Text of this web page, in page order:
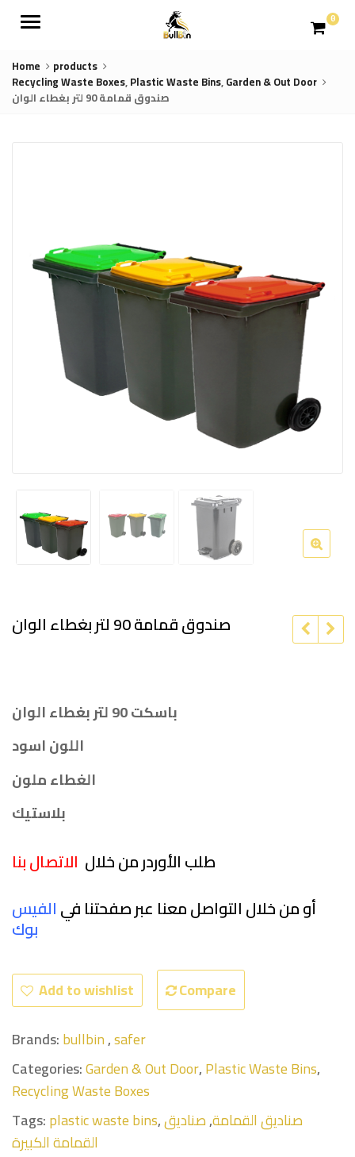
Menu 0
Home
products
Recycling Waste Boxes,Plastic Waste Bins,Garden & Out Door
صندوق قمامة 90 لتر بغطاء الوان
صندوق قمامة 90 لتر بغطاء الوان
باسكت 90 لتر بغطاء الوان
اللون اسود
الغطاء ملون
بلاستيك
طلب الأوردر من خلال الاتصال بنا
أو من خلال التواصل معنا عبر صفحتنا فيالفيس
بوك
Add to wishlist
Compare
Brands:bullbin,safer
Categories:Garden & Out Door,Plastic Waste Bins,
Recycling Waste Boxes
Tags:plastic waste bins, صناديق القمامة,صناديق
القمامة الكبيرة